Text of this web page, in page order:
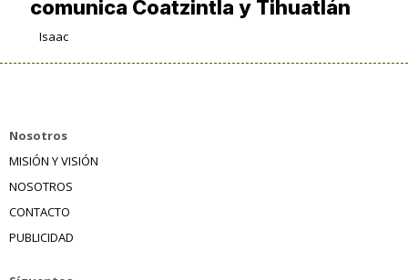
comunica Coatzintla y Tihuatlán
Isaac
Nosotros
MISIÓN Y VISIÓN
NOSOTROS
CONTACTO
PUBLICIDAD